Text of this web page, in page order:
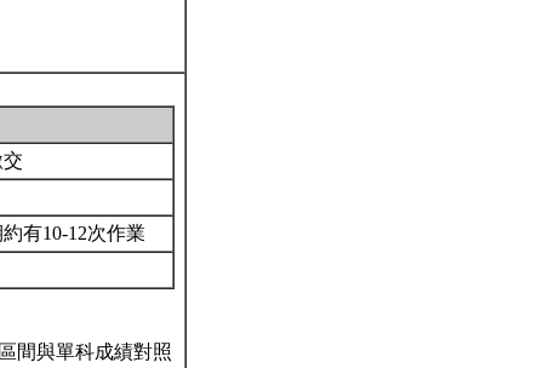
有10-12次作業
間與單科成績對照